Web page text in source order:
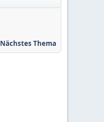
Nächstes Thema